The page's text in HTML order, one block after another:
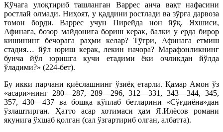
Кўчага улоқтириб ташланган Варрес анча вақт нафасини
ростлай олмади. Ниҳоят, у қаддини ростлади ва зўрға дарвоза
томон борди. Варрес учун Пирейда нон йўқ. Яхшиси,
Афинага, бозор майдонига бориш керак, балки у ерда бирор
кишининг бечорага раҳми келар? Тўғри, Афинага етмиш
стадия… йўл юриш керак, лекин начора? Марафонликнинг
бунча йўл юришга кучи етадими ёки очликдан йўлда
ўладими?» (224-бет).
Бу икки парчани қиёслашнинг ўзиёқ етарли. Қамар Амон ўз
«асари»нинг 280—287, 289—296, 312—331, 343—344, 345,
357, 430—437 ва бошқа кўплаб бетларини «Сўғдиёна»дан
ўзлаштирган. Ҳатто асар хотимаси ҳам Я.Илёсов романи
якунига ўхшаб қолган (сал ўзгартириб олган, албатта).